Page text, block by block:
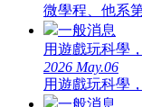
微學程、他系
一般消息
用遊戲玩科學
2026 May.06
用遊戲玩科學
一般消息